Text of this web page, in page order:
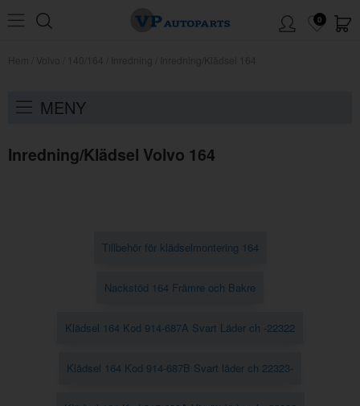
0
MENY
Inredning/Klädsel Volvo 164
Tillbehör för klädselmontering 164
Nackstöd 164 Främre och Bakre
Klädsel 164 Kod 914-687A Svart Läder ch -22322
Klädsel 164 Kod 914-687B Svart läder ch 22323-